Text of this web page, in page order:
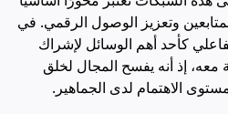
وتعزيز الوصول الرقمي. في
كأحد أهم الوسائل لإشراك
معه، إذ أنه يفسح المجال لخلق
الاهتمام لدى الجماهير.